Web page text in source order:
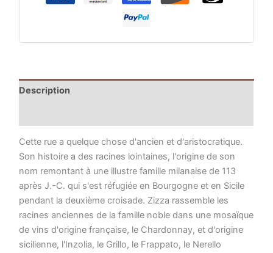
Description
Cette rue a quelque chose d'ancien et d'aristocratique.
Son histoire a des racines lointaines, l'origine de son
nom remontant à une illustre famille milanaise de 113
après J.-C. qui s'est réfugiée en Bourgogne et en Sicile
pendant la deuxième croisade. Zizza rassemble les
racines anciennes de la famille noble dans une mosaïque
de vins d'origine française, le Chardonnay, et d'origine
sicilienne, l'Inzolia, le Grillo, le Frappato, le Nerello